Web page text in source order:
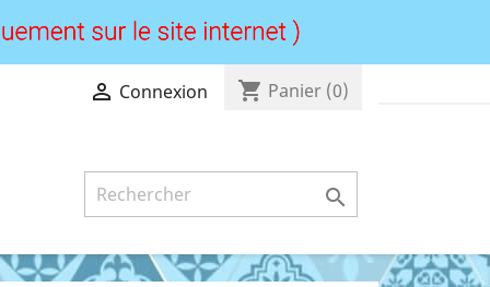
 Connexion shopping_cart Panier (0)
